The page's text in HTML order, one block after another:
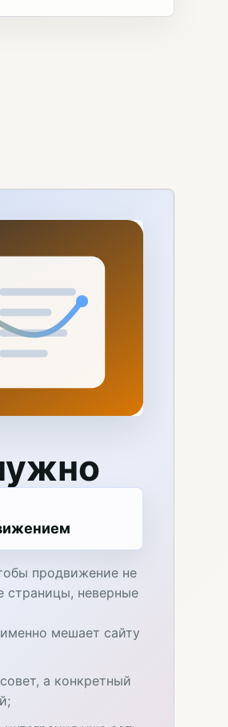
продвижение не
страницы, неверные
мешает сайту
а конкретный